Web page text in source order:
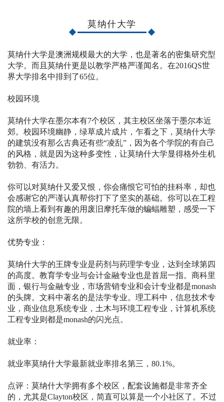
莫纳什大学
莫纳什大学是澳洲规模最大的大学，也是著名的密集研究型
大学。而且莫纳什更是以教学严格严谨闻名。在2016QS世
界大学排名中排到了65位。
校园环境
莫纳什大学在墨尔本有7个校区，其主校区坐落于墨尔本近
郊。校园环境幽静，绿草成片成片，乍看之下，莫纳什大学
的建筑没有那么古典还有些“凌乱”，因为各个学院的有自己
的风格，就是因为这种多变性，让莫纳什大学显得格外生机
勃勃、有活力。
你可以对莫纳什又爱又恨，你会痛恨它可怕的挂科率，却也
会感谢它的严谨认真帮你打下了坚实的基础。你可以在工程
院的墙上看到有趣的用废旧摩托车做的蝙蝠雕塑，感受一下
这所学校的创意无限。
优势专业：
莫纳什大学的王牌专业是药剂与药理学专业，达到全球第四
的高度。教育学专业与会计金融专业也是首屈一指。商科里
面，银行与金融专业，市场营销专业和会计专业都是monash
的头牌。文科中著名的是法学专业。理工科中，信息技术专
业，商业信息系统专业，土木与环境工程专业，计算机系统
工程专业则都是monash的闪光点。
就业率：
就业率莫纳什大学最新就业率排名第三，80.1%。
点评：莫纳什大学拥有多个校区，配套设施都是非常齐全
的，尤其是Clayton校区，简直可以算是一个小社区了。不过